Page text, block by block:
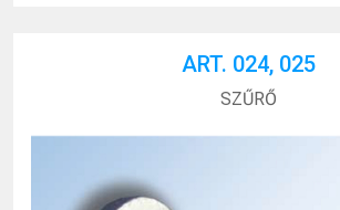
ART. 024, 025
SZŰRŐ